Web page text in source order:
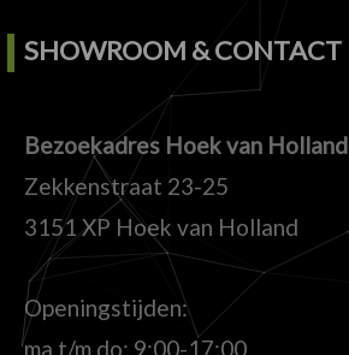
SHOWROOM & CONTACT
Bezoekadres Hoek van Holland
Zekkenstraat 23-25
3151 XP Hoek van Holland
Openingstijden:
ma t/m do: 9:00-17:00